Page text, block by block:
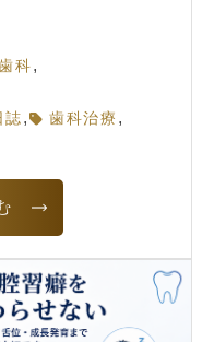
科 ,
誌 , 歯科治療 ,